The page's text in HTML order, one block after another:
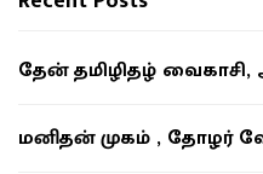
தேன் தமிழிதழ்
மனிதன் முகம் , தோழர்